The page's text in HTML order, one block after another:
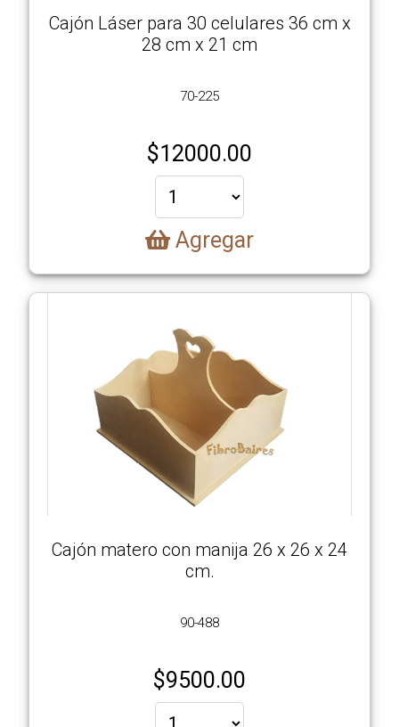
Cajón Láser para 30 celulares 36 cm x
28 cm x 21 cm
70-225
$12000.00
Agregar
Cajón matero con manija 26 x 26 x 24
cm.
90-488
$9500.00